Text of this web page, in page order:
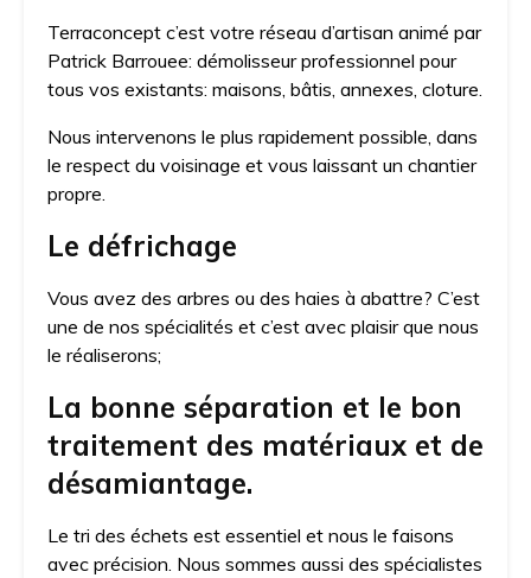
Terraconcept c’est votre réseau d’artisan animé par
Patrick Barrouee: démolisseur professionnel pour
tous vos existants: maisons, bâtis, annexes, cloture.
Nous intervenons le plus rapidement possible, dans
le respect du voisinage et vous laissant un chantier
propre.
Le défrichage
Vous avez des arbres ou des haies à abattre? C’est
une de nos spécialités et c’est avec plaisir que nous
le réaliserons;
La bonne séparation et le bon
traitement des matériaux et de
désamiantage.
Le tri des échets est essentiel et nous le faisons
avec précision. Nous sommes aussi des spécialistes